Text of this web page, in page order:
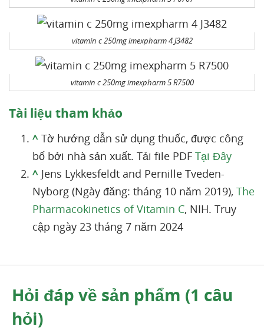
vitamin c 250mg imexpharm 4 J3482
vitamin c 250mg imexpharm 5 R7500
Tài liệu tham khảo
^ Tờ hướng dẫn sử dụng thuốc, được công
bố bởi nhà sản xuất. Tải file PDF Tại Đây
^ Jens Lykkesfeldt and Pernille Tveden-
Nyborg (Ngày đăng: tháng 10 năm 2019), The
Pharmacokinetics of Vitamin C, NIH. Truy
cập ngày 23 tháng 7 năm 2024
Hỏi đáp về sản phẩm (1 câu
hỏi)